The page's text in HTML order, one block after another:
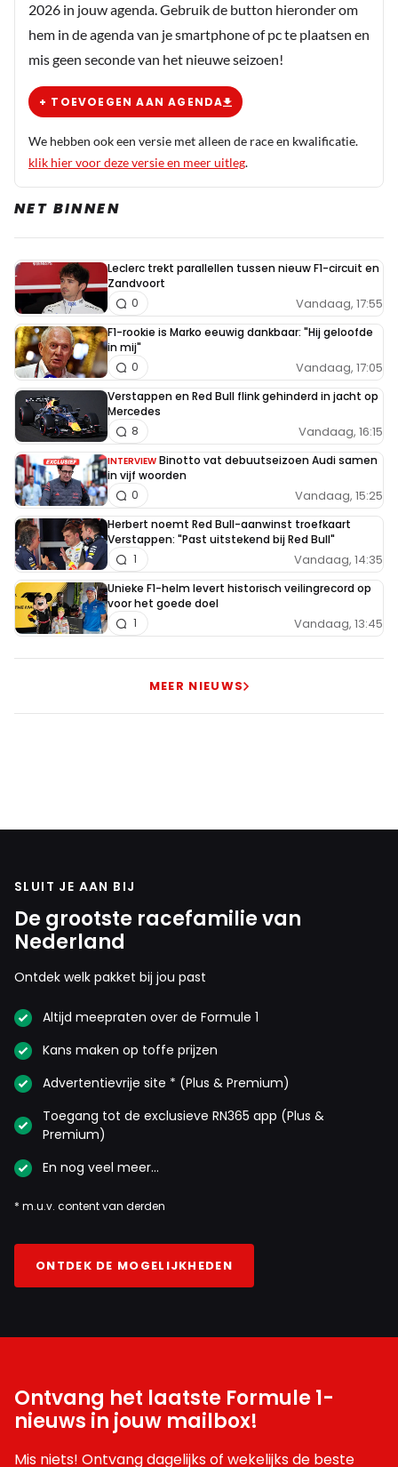
2026 in jouw agenda. Gebruik de button hieronder om
hem in de agenda van je smartphone of pc te plaatsen en
mis geen seconde van het nieuwe seizoen!
+ TOEVOEGEN AAN AGENDA
We hebben ook een versie met alleen de race en kwalificatie.
klik hier voor deze versie en meer uitleg.
NET BINNEN
Leclerc trekt parallellen tussen nieuw F1-circuit en
Zandvoort
Vandaag, 17:55
0
F1-rookie is Marko eeuwig dankbaar: "Hij geloofde
in mij"
Vandaag, 17:05
0
Verstappen en Red Bull flink gehinderd in jacht op
Mercedes
Vandaag, 16:15
8
INTERVIEW Binotto vat debuutseizoen Audi samen
in vijf woorden
Vandaag, 15:25
0
Herbert noemt Red Bull-aanwinst troefkaart
Verstappen: "Past uitstekend bij Red Bull"
Vandaag, 14:35
1
Unieke F1-helm levert historisch veilingrecord op
voor het goede doel
Vandaag, 13:45
1
MEER NIEUWS
SLUIT JE AAN BIJ
De grootste racefamilie van
Nederland
Ontdek welk pakket bij jou past
Altijd meepraten over de Formule 1
Kans maken op toffe prijzen
Advertentievrije site * (Plus & Premium)
Toegang tot de exclusieve RN365 app (Plus &
Premium)
En nog veel meer…
* m.u.v. content van derden
ONTDEK DE MOGELIJKHEDEN
Ontvang het laatste Formule 1-
nieuws in jouw mailbox!
Mis niets! Ontvang dagelijks of wekelijks de beste